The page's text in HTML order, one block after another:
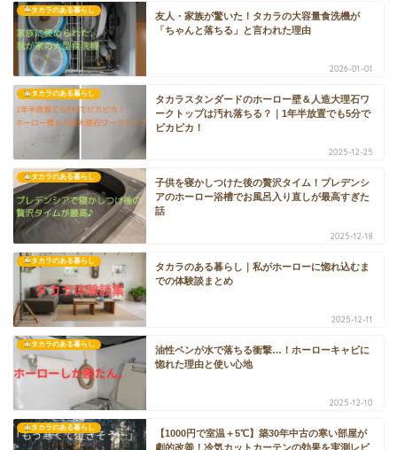
タカラのある暮らし
友人・家族が驚いた！タカラの大容量食洗機が
「ちゃんと落ちる」と言われた理由
2026-01-01
タカラのある暮らし
タカラスタンダードのホーロー壁＆人造大理石ワ
ークトップは汚れ落ちる？｜1年半放置でも5分で
ピカピカ！
2025-12-25
タカラのある暮らし
子供を寝かしつけた後の贅沢タイム！プレデンシ
アのホーロー浴槽でお風呂入り直しが最高すぎた
話
2025-12-18
タカラのある暮らし
タカラのある暮らし｜私がホーローに惚れ込むま
での体験談まとめ
2025-12-11
タカラのある暮らし
油性ペンが水で落ちる衝撃…！ホーローキャビに
惚れた理由と使い心地
2025-12-10
タカラのある暮らし
【1000円で室温＋5℃】築30年中古の寒い部屋が
劇的改善！冷気カットカーテンの効果を実測レビ